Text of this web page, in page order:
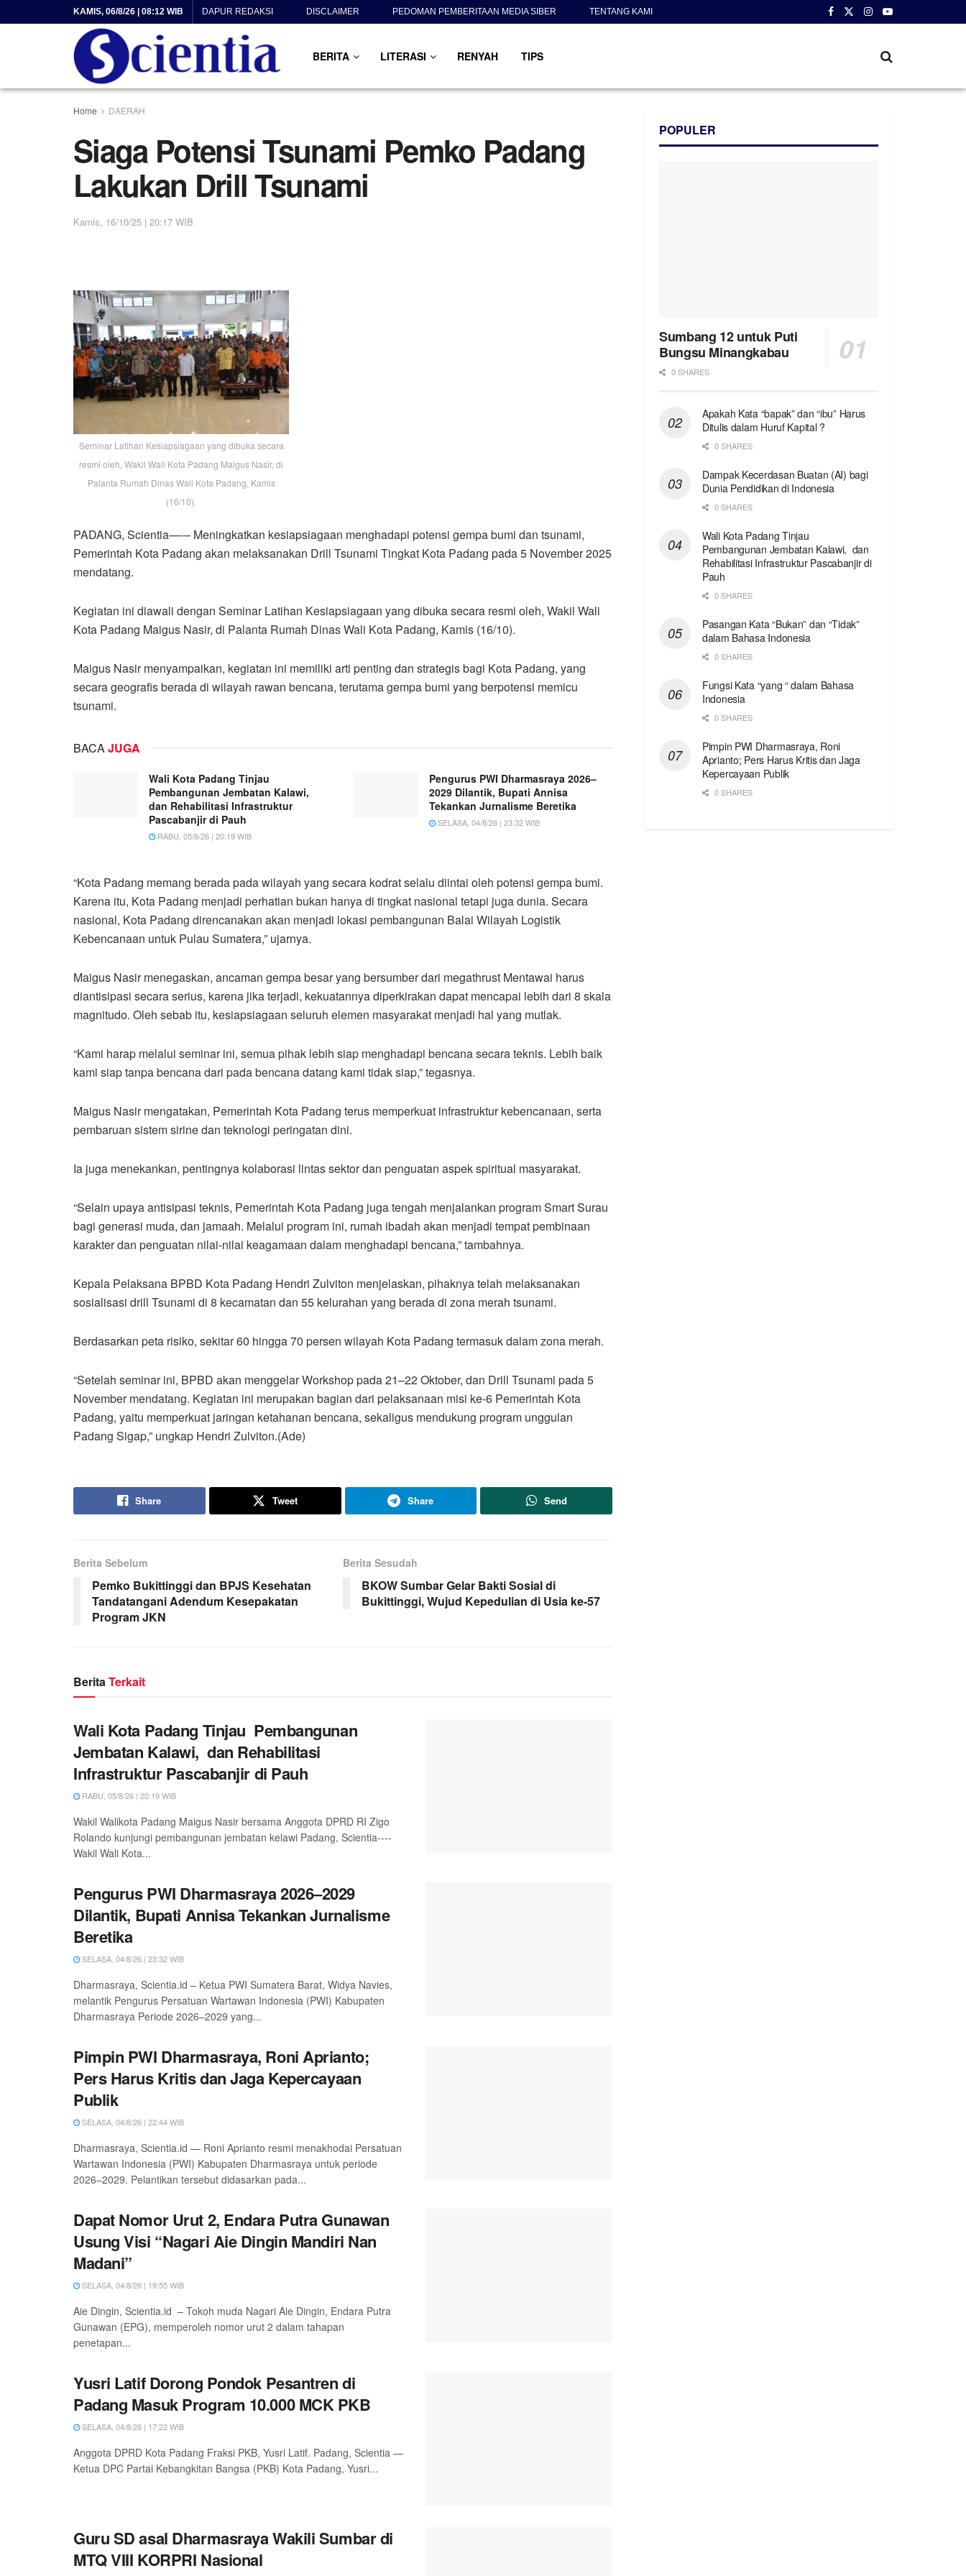
KAMIS, 06/8/26 | 08:12 WIB DAPUR REDAKSI DISCLAIMER PEDOMAN PEMBERITAAN MEDIA SIBER TENTANG KAMI
BERITA LITERASI RENYAH TIPS
Home DAERAH
Siaga Potensi Tsunami Pemko Padang
Lakukan Drill Tsunami
Kamis, 16/10/25 | 20:17 WIB
Seminar Latihan Kesiapsiagaan yang dibuka secara
resmi oleh, Wakil Wali Kota Padang Maigus Nasir, di
Palanta Rumah Dinas Wali Kota Padang, Kamis
(16/10).
PADANG, Scientia—-– Meningkatkan kesiapsiagaan menghadapi potensi gempa bumi dan tsunami,
Pemerintah Kota Padang akan melaksanakan Drill Tsunami Tingkat Kota Padang pada 5 November 2025
mendatang.
Kegiatan ini diawali dengan Seminar Latihan Kesiapsiagaan yang dibuka secara resmi oleh, Wakil Wali
Kota Padang Maigus Nasir, di Palanta Rumah Dinas Wali Kota Padang, Kamis (16/10).
Maigus Nasir menyampaikan, kegiatan ini memiliki arti penting dan strategis bagi Kota Padang, yang
secara geografis berada di wilayah rawan bencana, terutama gempa bumi yang berpotensi memicu
tsunami.
BACAJUGA
Wali Kota Padang Tinjau
Pembangunan Jembatan Kalawi,
dan Rehabilitasi Infrastruktur
Pascabanjir di Pauh
RABU, 05/8/26 | 20:19 WIB
Pengurus PWI Dharmasraya 2026–
2029 Dilantik, Bupati Annisa
Tekankan Jurnalisme Beretika
SELASA, 04/8/26 | 23:32 WIB
“Kota Padang memang berada pada wilayah yang secara kodrat selalu diintai oleh potensi gempa bumi.
Karena itu, Kota Padang menjadi perhatian bukan hanya di tingkat nasional tetapi juga dunia. Secara
nasional, Kota Padang direncanakan akan menjadi lokasi pembangunan Balai Wilayah Logistik
Kebencanaan untuk Pulau Sumatera,” ujarnya.
Maigus Nasir menegaskan, ancaman gempa besar yang bersumber dari megathrust Mentawai harus
diantisipasi secara serius, karena jika terjadi, kekuatannya diperkirakan dapat mencapai lebih dari 8 skala
magnitudo. Oleh sebab itu, kesiapsiagaan seluruh elemen masyarakat menjadi hal yang mutlak.
“Kami harap melalui seminar ini, semua pihak lebih siap menghadapi bencana secara teknis. Lebih baik
kami siap tanpa bencana dari pada bencana datang kami tidak siap,” tegasnya.
Maigus Nasir mengatakan, Pemerintah Kota Padang terus memperkuat infrastruktur kebencanaan, serta
pembaruan sistem sirine dan teknologi peringatan dini.
Ia juga menekankan, pentingnya kolaborasi lintas sektor dan penguatan aspek spiritual masyarakat.
“Selain upaya antisipasi teknis, Pemerintah Kota Padang juga tengah menjalankan program Smart Surau
bagi generasi muda, dan jamaah. Melalui program ini, rumah ibadah akan menjadi tempat pembinaan
karakter dan penguatan nilai-nilai keagamaan dalam menghadapi bencana,” tambahnya.
Kepala Pelaksana BPBD Kota Padang Hendri Zulviton menjelaskan, pihaknya telah melaksanakan
sosialisasi drill Tsunami di 8 kecamatan dan 55 kelurahan yang berada di zona merah tsunami.
Berdasarkan peta risiko, sekitar 60 hingga 70 persen wilayah Kota Padang termasuk dalam zona merah.
“Setelah seminar ini, BPBD akan menggelar Workshop pada 21–22 Oktober, dan Drill Tsunami pada 5
November mendatang. Kegiatan ini merupakan bagian dari pelaksanaan misi ke-6 Pemerintah Kota
Padang, yaitu memperkuat jaringan ketahanan bencana, sekaligus mendukung program unggulan
Padang Sigap,” ungkap Hendri Zulviton.(Ade)
Share Tweet Share Send
Berita Sebelum
Pemko Bukittinggi dan BPJS Kesehatan
Tandatangani Adendum Kesepakatan
Program JKN
Berita Sesudah
BKOW Sumbar Gelar Bakti Sosial di
Bukittinggi, Wujud Kepedulian di Usia ke-57
BeritaTerkait
Wali Kota Padang Tinjau Pembangunan
Jembatan Kalawi, dan Rehabilitasi
Infrastruktur Pascabanjir di Pauh
RABU, 05/8/26 | 20:19 WIB
Wakil Walikota Padang Maigus Nasir bersama Anggota DPRD RI Zigo
Rolando kunjungi pembangunan jembatan kelawi Padang, Scientia----
Wakil Wali Kota...
Pengurus PWI Dharmasraya 2026–2029
Dilantik, Bupati Annisa Tekankan Jurnalisme
Beretika
SELASA, 04/8/26 | 23:32 WIB
Dharmasraya, Scientia.id – Ketua PWI Sumatera Barat, Widya Navies,
melantik Pengurus Persatuan Wartawan Indonesia (PWI) Kabupaten
Dharmasraya Periode 2026–2029 yang...
Pimpin PWI Dharmasraya, Roni Aprianto;
Pers Harus Kritis dan Jaga Kepercayaan
Publik
SELASA, 04/8/26 | 22:44 WIB
Dharmasraya, Scientia.id — Roni Aprianto resmi menakhodai Persatuan
Wartawan Indonesia (PWI) Kabupaten Dharmasraya untuk periode
2026–2029. Pelantikan tersebut didasarkan pada...
Dapat Nomor Urut 2, Endara Putra Gunawan
Usung Visi “Nagari Aie Dingin Mandiri Nan
Madani”
SELASA, 04/8/26 | 19:55 WIB
Aie Dingin, Scientia.id – Tokoh muda Nagari Aie Dingin, Endara Putra
Gunawan (EPG), memperoleh nomor urut 2 dalam tahapan
penetapan...
Yusri Latif Dorong Pondok Pesantren di
Padang Masuk Program 10.000 MCK PKB
SELASA, 04/8/26 | 17:22 WIB
Anggota DPRD Kota Padang Fraksi PKB, Yusri Latif. Padang, Scientia —
Ketua DPC Partai Kebangkitan Bangsa (PKB) Kota Padang, Yusri...
Guru SD asal Dharmasraya Wakili Sumbar di
MTQ VIII KORPRI Nasional
POPULER
Sumbang 12 untuk Puti
Bungsu Minangkabau
0 SHARES
Apakah Kata “bapak” dan “ibu” Harus
Ditulis dalam Huruf Kapital ?
0 SHARES
Dampak Kecerdasan Buatan (AI) bagi
Dunia Pendidikan di Indonesia
0 SHARES
Wali Kota Padang Tinjau
Pembangunan Jembatan Kalawi, dan
Rehabilitasi Infrastruktur Pascabanjir di
Pauh
0 SHARES
Pasangan Kata “Bukan” dan “Tidak”
dalam Bahasa Indonesia
0 SHARES
Fungsi Kata “yang “ dalam Bahasa
Indonesia
0 SHARES
Pimpin PWI Dharmasraya, Roni
Aprianto; Pers Harus Kritis dan Jaga
Kepercayaan Publik
0 SHARES